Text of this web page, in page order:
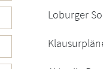
Loburger